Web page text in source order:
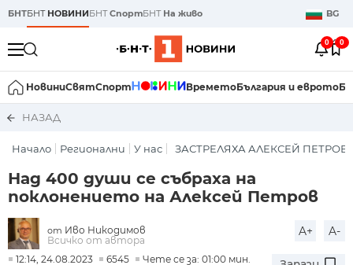
БНТБНТ НОВИНИБНТСпортБНТ На живо BG
0 0
НовиниСвятСпорт ВреметоБългария и еврото
НАЗАД
Начало Регионални У нас ЗАСТРЕЛЯХА АЛЕКСЕЙ ПЕТРОВ
Над 400 души се събраха на
поклонението на Алексей Петров
от Иво Никодимов
Всичко от автора
A+ A-
12:14, 24.08.2023 6545
Чете се за: 01:00 мин.